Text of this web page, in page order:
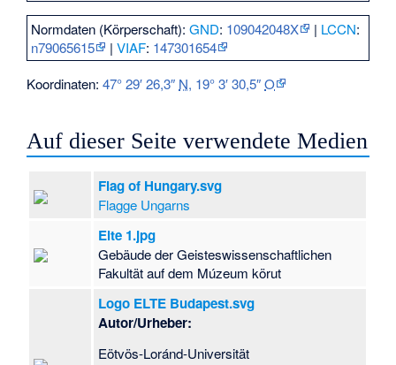
Normdaten (Körperschaft):GND: 109042048X | LCCN:
n79065615
|VIAF: 147301654
Koordinaten:47° 29′ 26,3″ N, 19° 3′ 30,5″O
Auf dieser Seite verwendete Medien
Flag of Hungary.svg
Flagge Ungarns
Elte 1.jpg
Gebäude der Geisteswissenschaftlichen
Fakultät auf dem Múzeum körut
Logo ELTE Budapest.svg
Autor/Urheber:
Eötvös-Loránd-Universität